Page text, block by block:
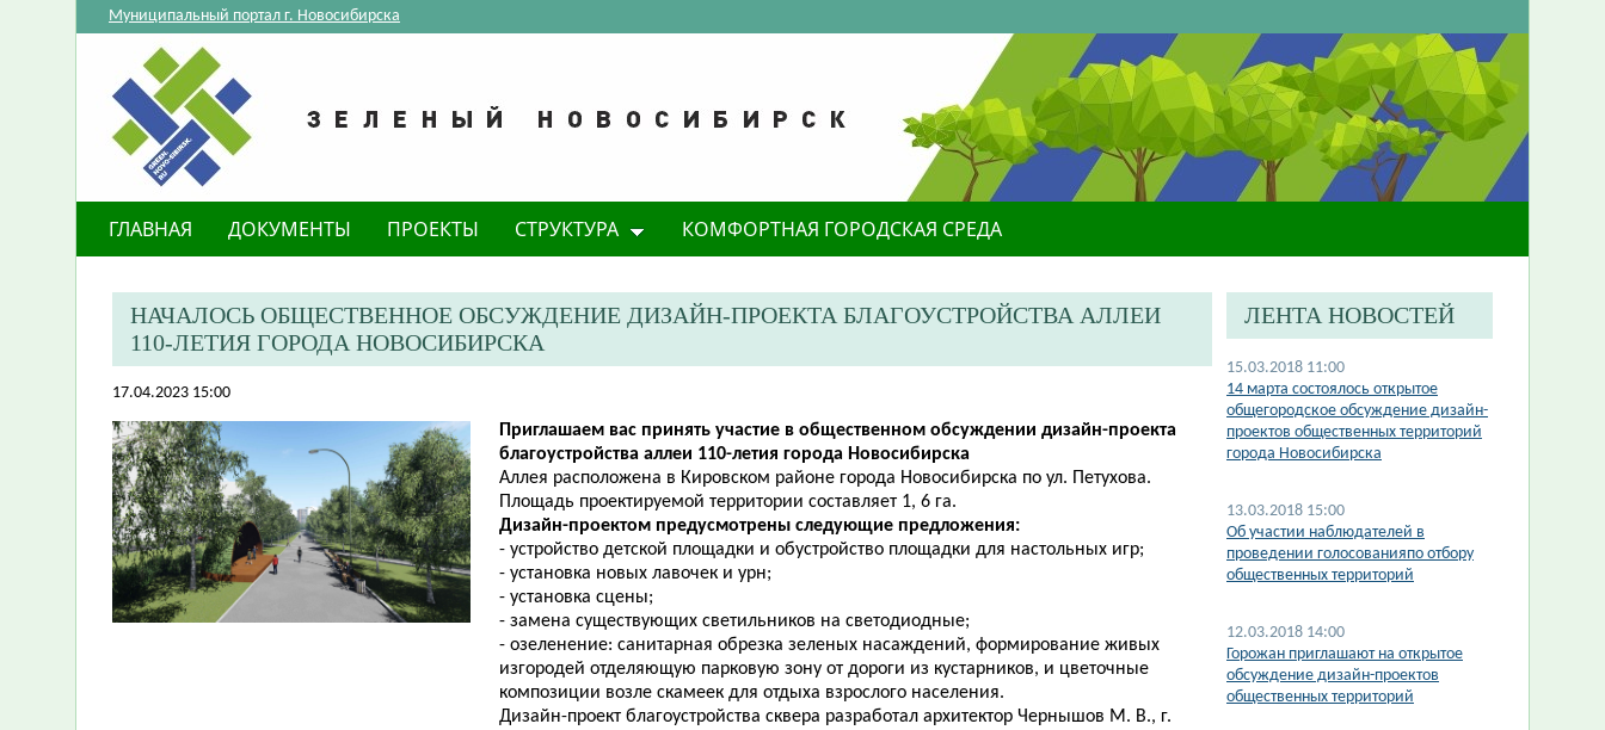
Муниципальный портал г. Новосибирска
ГЛАВНАЯ ДОКУМЕНТЫ ПРОЕКТЫ СТРУКТУРА КОМФОРТНАЯ ГОРОДСКАЯ СРЕДА
НАЧАЛОСЬ ОБЩЕСТВЕННОЕ ОБСУЖДЕНИЕ ДИЗАЙН-ПРОЕКТА БЛАГОУСТРОЙСТВА АЛЛЕИ
110-ЛЕТИЯ ГОРОДА НОВОСИБИРСКА
17.04.2023 15:00
Приглашаем вас принять участие в общественном обсуждении дизайн-проекта
благоустройства аллеи 110-летия города Новосибирска
Аллея расположена в Кировском районе города Новосибирска по ул. Петухова.
Площадь проектируемой территории составляет 1, 6 га.
Дизайн-проектом предусмотрены следующие предложения:
- устройство детской площадки и обустройство площадки для настольных игр;
- установка новых лавочек и урн;
- установка сцены;
- замена существующих светильников на светодиодные;
- озеленение: санитарная обрезка зеленых насаждений, формирование живых
изгородей отделяющую парковую зону от дороги из кустарников, и цветочные
композиции возле скамеек для отдыха взрослого населения.
Дизайн-проект благоустройства сквера разработал архитектор Чернышов М. В., г.
ЛЕНТА НОВОСТЕЙ
15.03.2018 11:00
14 марта состоялось открытое
общегородское обсуждение дизайн-
проектов общественных территорий
города Новосибирска
13.03.2018 15:00
Об участии наблюдателей в
проведении голосованияпо отбору
общественных территорий
12.03.2018 14:00
Горожан приглашают на открытое
обсуждение дизайн-проектов
общественных территорий